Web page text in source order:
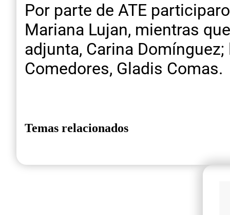
Por parte de ATE
Mariana Lujan, mientras
adjunta, Carina
Comedores, Gladis Comas.
Temas relacionados